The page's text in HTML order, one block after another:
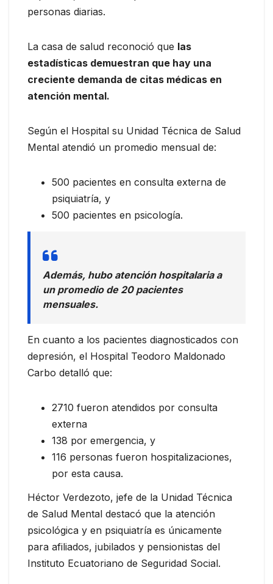
personas diarias.
La casa de salud reconoció que las
estadísticas demuestran que hay una
creciente demanda de citas médicas en
atención mental.
Según el Hospital su Unidad Técnica de Salud
Mental atendió un promedio mensual de:
500 pacientes en consulta externa de
psiquiatría, y
500 pacientes en psicología.
Además, hubo atención hospitalaria a
un promedio de 20 pacientes
mensuales.
En cuanto a los pacientes diagnosticados con
depresión, el Hospital Teodoro Maldonado
Carbo detalló que:
2710 fueron atendidos por consulta
externa
138 por emergencia, y
116 personas fueron hospitalizaciones,
por esta causa.
Héctor Verdezoto, jefe de la Unidad Técnica
de Salud Mental destacó que la atención
psicológica y en psiquiatría es únicamente
para afiliados, jubilados y pensionistas del
Instituto Ecuatoriano de Seguridad Social.